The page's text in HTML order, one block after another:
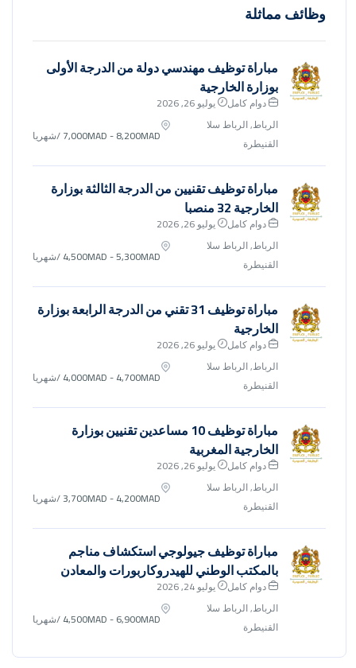
وظائف مماثلة
مباراة توظيف مهندسي دولة من الدرجة الأولى
بوزارة الخارجية
دوام كامل
يوليو 26, 2026
الرباط, الرباط سلا
القنيطرة
7,000MAD - 8,200MAD/شهريا
مباراة توظيف تقنيين من الدرجة الثالثة بوزارة
الخارجية 32 منصبا
دوام كامل
يوليو 26, 2026
الرباط, الرباط سلا
القنيطرة
4,500MAD - 5,300MAD/شهريا
مباراة توظيف 31 تقني من الدرجة الرابعة بوزارة
الخارجية
دوام كامل
يوليو 26, 2026
الرباط, الرباط سلا
القنيطرة
4,000MAD - 4,700MAD/شهريا
مباراة توظيف 10 مساعدين تقنيين بوزارة
الخارجية المغربية
دوام كامل
يوليو 26, 2026
الرباط, الرباط سلا
القنيطرة
3,700MAD - 4,200MAD/شهريا
مباراة توظيف جيولوجي استكشاف مناجم
بالمكتب الوطني للهيدروكاربورات والمعادن
دوام كامل
يوليو 24, 2026
الرباط, الرباط سلا
القنيطرة
4,500MAD - 6,900MAD/شهريا